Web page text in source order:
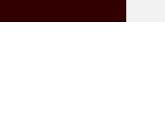
Electricité